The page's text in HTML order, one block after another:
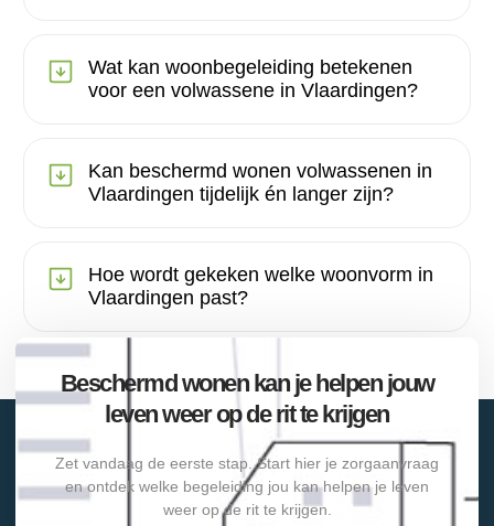
Wat kan woonbegeleiding betekenen
voor een volwassene in Vlaardingen?
Kan beschermd wonen volwassenen in
Vlaardingen tijdelijk én langer zijn?
Hoe wordt gekeken welke woonvorm in
Vlaardingen past?
Beschermd wonen kan je helpen jouw
leven weer op de rit te krijgen
Zet vandaag de eerste stap. Start hier je zorgaanvraag
en ontdek welke begeleiding jou kan helpen je leven
weer op de rit te krijgen.